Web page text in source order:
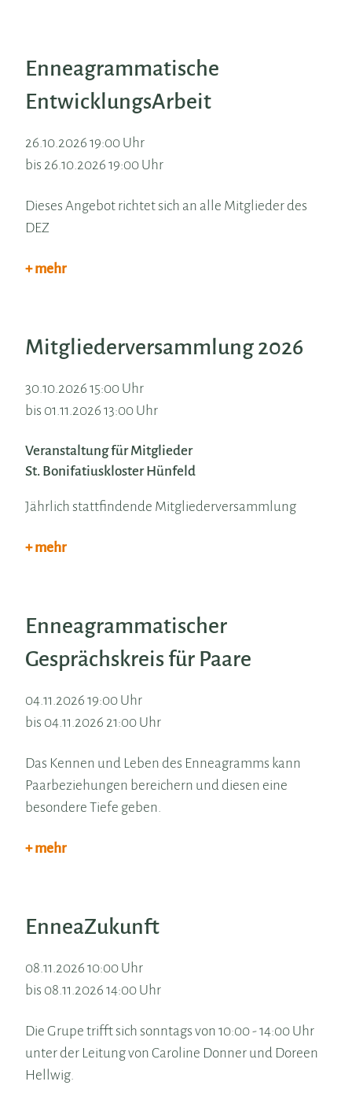
Enneagrammatische
EntwicklungsArbeit
26.10.2026 19:00 Uhr
bis 26.10.2026 19:00 Uhr
Dieses Angebot richtet sich an alle Mitglieder des
DEZ
+ mehr
Mitgliederversammlung 2026
30.10.2026 15:00 Uhr
bis 01.11.2026 13:00 Uhr
Veranstaltung für Mitglieder
St. Bonifatiuskloster Hünfeld
Jährlich stattfindende Mitgliederversammlung
+ mehr
Enneagrammatischer
Gesprächskreis für Paare
04.11.2026 19:00 Uhr
bis 04.11.2026 21:00 Uhr
Das Kennen und Leben des Enneagramms kann
Paarbeziehungen bereichern und diesen eine
besondere Tiefe geben.
+ mehr
EnneaZukunft
08.11.2026 10:00 Uhr
bis 08.11.2026 14:00 Uhr
Die Grupe trifft sich sonntags von 10:00 - 14:00 Uhr
unter der Leitung von Caroline Donner und Doreen
Hellwig.